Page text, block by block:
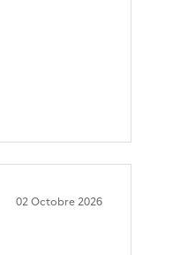
02 Octobre 2026